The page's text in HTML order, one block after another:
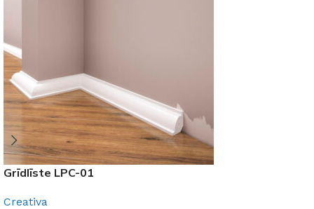
Grīdlīste LPC-01
Creativa